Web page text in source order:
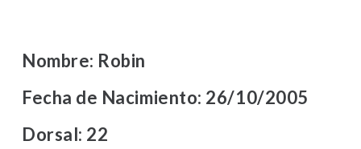
Nombre: Robin
Fecha de Nacimiento: 26/10/2005
Dorsal: 22